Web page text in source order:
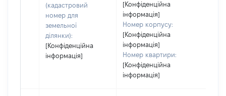
(кадастровий
номер для
земельної
ділянки):
[Конфіденційна
інформація]
[Конфіденційна
інформація]
Номер корпусу:
[Конфіденційна
інформація]
Номер квартири:
[Конфіденційна
інформація]